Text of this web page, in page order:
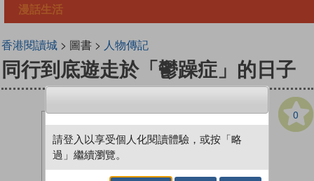
漫話生活
香港閱讀城> 圖書 > 人物傳記
同行到底遊走於「鬱躁症」的日子
0
請登入以享受個人化閱讀體驗，或按「略
過」繼續瀏覽。